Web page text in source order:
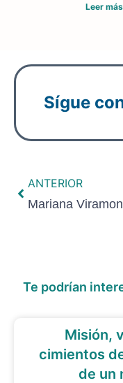
Leer
Sígue
ANTERIOR
Mariana
Te podrían
Misión,
cimientos
de un